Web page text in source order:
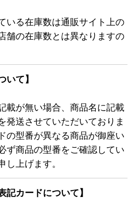
いる在庫数は通販サイト上の
舗の在庫数とは異なりますの
いて】
載が無い場合、商品名に記載
発送させていただいておりま
の型番が異なる商品が御座い
ず商品の型番をご確認してい
し上げます。
記カードについて】